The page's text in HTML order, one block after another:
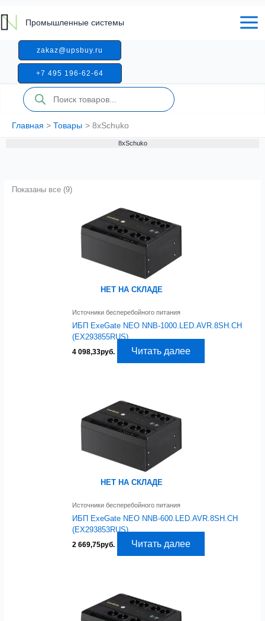
к
содержимому
Промышленные системы
zakaz@upsbuy.ru
+7 495 196-62-64
Поиск
товаров
Главная Товары 8xSchuko
8xSchuko
Показаны все (9)
НЕТ НА СКЛАДЕ
Источники бесперебойного питания
ИБП ExeGate NEO NNB-1000.LED.AVR.8SH.CH
(EX293855RUS)
4 098,33руб. Читать далее
НЕТ НА СКЛАДЕ
Источники бесперебойного питания
ИБП ExeGate NEO NNB-600.LED.AVR.8SH.CH
(EX293853RUS)
2 669,75руб. Читать далее